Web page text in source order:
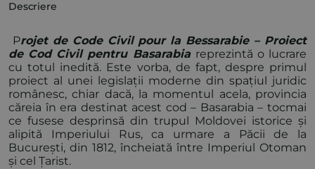
Descriere
Projet de Code Civil pour la Bessarabie – Proiect
de Cod Civil pentru Basarabia reprezintă o lucrare
cu totul inedită. Este vorba, de fapt, despre primul
proiect al unei legislații moderne din spațiul juridic
românesc, chiar dacă, la momentul acela, provincia
căreia în era destinat acest cod – Basarabia – tocmai
ce fusese desprinsă din trupul Moldovei istorice și
alipită Imperiului Rus, ca urmare a Păcii de la
București, din 1812, încheiată între Imperiul Otoman
și cel Țarist.